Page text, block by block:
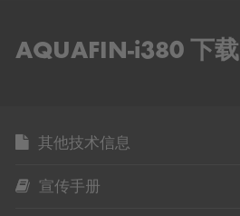
AQUAFIN-i380 下载
其他技术信息
宣传手册